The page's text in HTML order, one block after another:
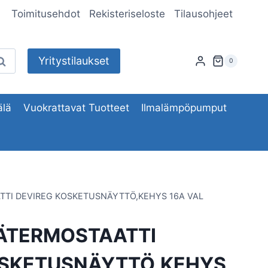
Toimitusehdot Rekisteriseloste Tilausohjeet
Yritystilaukset 0
Vuokrattavat Tuotteet Ilmalämpöpumput
DEVIREG KOSKETUSNÄYTTÖ,KEHYS 16A VAL